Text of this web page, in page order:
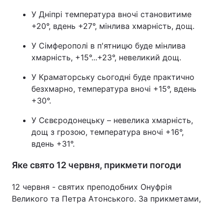
У Дніпрі температура вночі становитиме
+20°, вдень +27°, мінлива хмарність, дощ.
У Сімферополі в п'ятницю буде мінлива
хмарність, +15°...+23°, невеликий дощ.
У Краматорську сьогодні буде практично
безхмарно, температура вночі +15°, вдень
+30°.
У Сєвєродонецьку – невелика хмарність,
дощ з грозою, температура вночі +16°,
вдень +31°.
Яке свято 12 червня, прикмети погоди
12 червня - святих преподобних Онуфрія
Великого та Петра Атонського. За прикметами,